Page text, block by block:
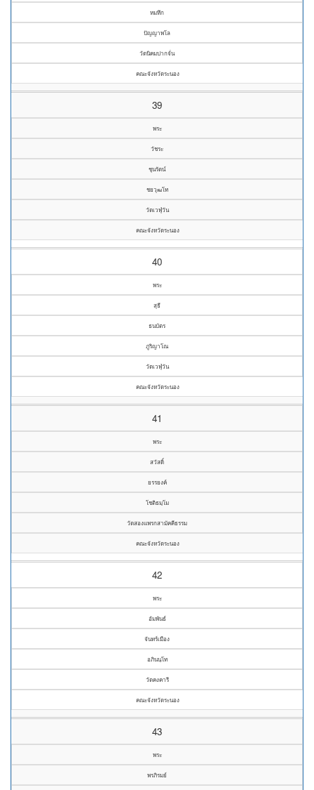
หมหึก
ปัญญาพโล
วัดนิคมปากจั่น
คณะจังหวัดระนอง
39
พระ
วัชระ
ชุนรัตน์
ชยวุฒโท
วัดเวฬุวัน
คณะจังหวัดระนอง
40
พระ
สุธี
ธนบัตร
ภูริญาโณ
วัดเวฬุวัน
คณะจังหวัดระนอง
41
พระ
สวัสดิ์
ยรรยงค์
โชติธมฺโม
วัดสองแพรกสามัคคีธรรม
คณะจังหวัดระนอง
42
พระ
อัมพันธ์
จันทร์เมือง
อภินนฺโท
วัดคงคารี
คณะจังหวัดระนอง
43
พระ
พรภิรมย์